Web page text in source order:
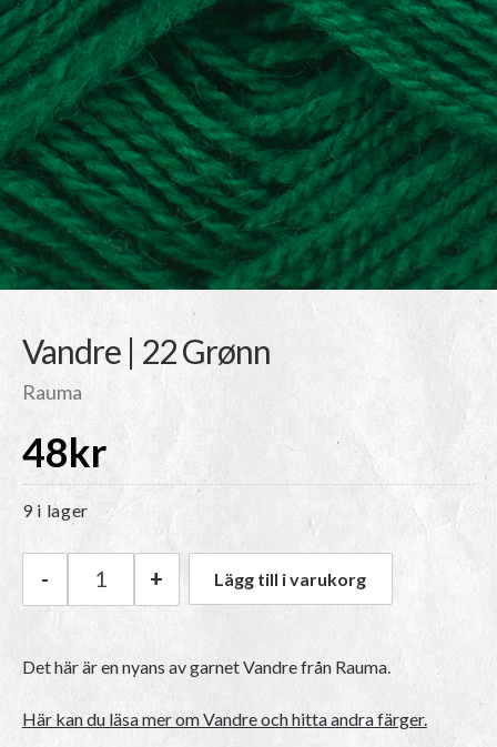
Vandre | 22 Grønn
Rauma
48kr
9 i lager
Rauma Vandre | 22 Grønn mängd
- + Lägg till i varukorg
Det här är en nyans av garnetVandrefrån Rauma.
Här kan du läsa mer om Vandre och hitta andra färger.